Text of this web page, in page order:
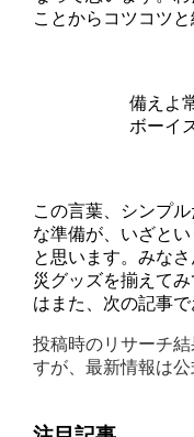
ことからコツコツ
備えよ
ボーイ
この言葉、シンプ
な準備が、いざと
と思います。みな
災グッズを揃えて
はまた、次の記事で
投稿時のリサーチ
すが、最新情報は